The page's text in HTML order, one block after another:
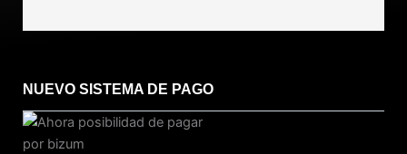
NUEVO SISTEMA DE PAGO